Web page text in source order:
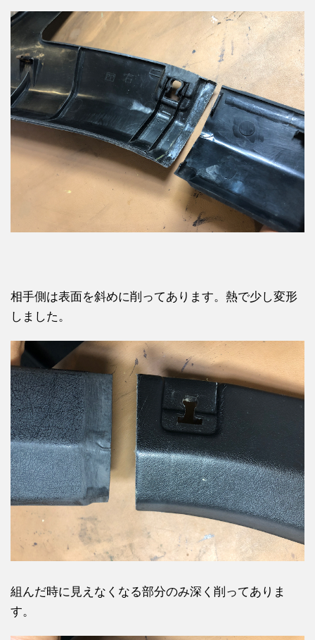
相手側は表面を斜めに削ってあります。熱で少し変形
しました。
組んだ時に見えなくなる部分のみ深く削ってありま
す。